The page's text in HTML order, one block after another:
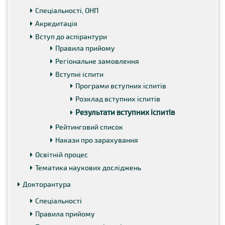
Спеціальності, ОНП
Акредитація
Вступ до аспірантури
Правила прийому
Регіональне замовлення
Вступні іспити
Програми вступних іспитів
Розклад вступних іспитів
Результати вступних іспитів
Рейтинговий список
Накази про зарахування
Освітній процес
Тематика наукових досліджень
Докторантура
Спеціальності
Правила прийому